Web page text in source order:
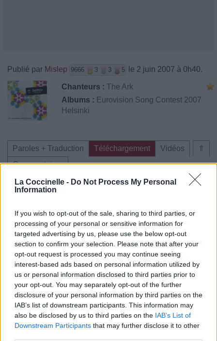
La Coccinelle - Do Not Process My Personal
Information
If you wish to opt-out of the sale, sharing to third parties, or
processing of your personal or sensitive information for
targeted advertising by us, please use the below opt-out
section to confirm your selection. Please note that after your
opt-out request is processed you may continue seeing
interest-based ads based on personal information utilized by
us or personal information disclosed to third parties prior to
your opt-out. You may separately opt-out of the further
disclosure of your personal information by third parties on the
IAB’s list of downstream participants. This information may
also be disclosed by us to third parties on the IAB’s List of
Downstream Participants that may further disclose it to other
Publié par Mislep 9666 3 3 5 le 2 juin 2007 à 0h40.
Chanteurs : The Ark
Albums : Eurovision Song Contest 2007
Helsinki
⇑
Paroles + Traduction Téléchargement
Vidéos
Commentaires
Pour prolonger le plaisir musical :
Vous aimez chanter, apprenez la guitare chez
Télécharger légalement les MP3 sur
Télécharger légalement les MP3 ou trouver le CD sur
Trouver des vinyles et des CD sur
Trouver un instrument de musique ou une partition au
meilleur prix sur
⇑
Paroles + Traduction Téléchargement
Vidéos